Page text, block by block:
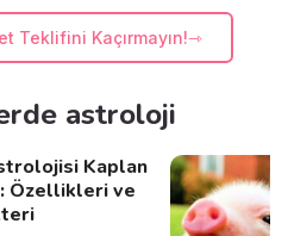
Teklifini Kaçırmayın!
astroloji
Kaplan
Özellikleri ve